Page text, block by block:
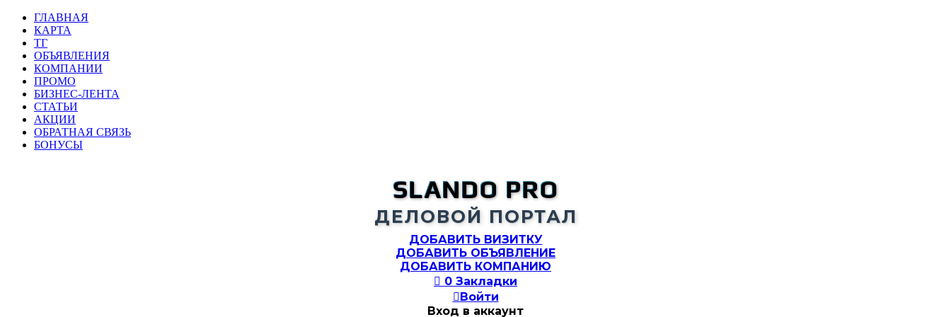
ГЛАВНАЯ
КАРТА
ТГ
ОБЪЯВЛЕНИЯ
КОМПАНИИ
ПРОМО
БИЗНЕС-ЛЕНТА
СТАТЬИ
АКЦИИ
ОБРАТНАЯ СВЯЗЬ
БОНУСЫ
SLANDO PRO
ДЕЛОВОЙ ПОРТАЛ
ДОБАВИТЬ ВИЗИТКУ
ДОБАВИТЬ ОБЪЯВЛЕНИЕ
ДОБАВИТЬ КОМПАНИЮ
 0 Закладки
Войти
Вход в аккаунт